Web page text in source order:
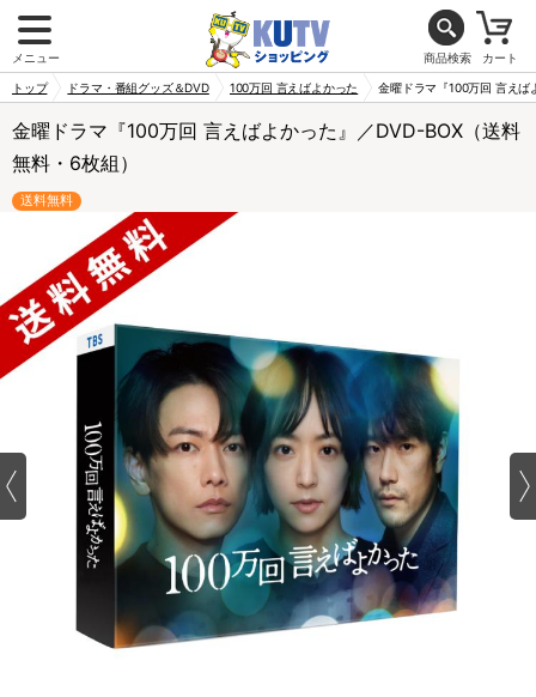
メニュー 商品検索 カート
トップ ドラマ・番組グッズ＆DVD 100万回 言えばよかった 金曜ドラマ『100万回 言え
金曜ドラマ『100万回 言えばよかった』／DVD-BOX（送料
無料・6枚組）
送料無料